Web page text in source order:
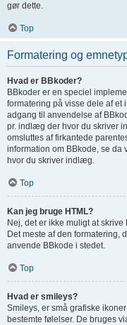
gør dette.
Top
Formatering og
Hvad er BBkoder?
BBkoder er en speciel
formatering på visse dele af
adgang til anvendelse af
pr. indlæg der hvor du skriver
omsluttes af firkantede
information om BBkode, se
hvor du skriver indlæg.
Top
Kan jeg bruge HTML?
Nej, det er ikke muligt at
Det meste af den formatering,
anvende BBkode i stedet.
Top
Hvad er smileys?
Smileys, er små grafiske
bestemte følelser. De bruges